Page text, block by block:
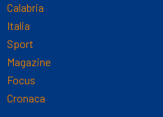
Calabria
Italia
Sport
Magazine
Focus
Cronaca